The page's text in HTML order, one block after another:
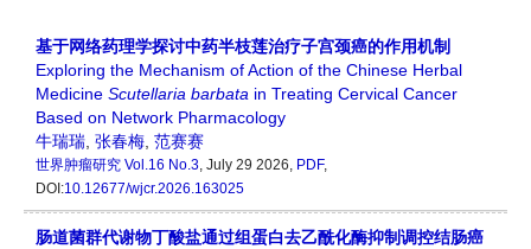
基于网络药理学探讨中药半枝莲治疗子宫颈癌的作用机制
Exploring the Mechanism of Action of the Chinese Herbal
Medicine Scutellaria barbata in Treating Cervical Cancer
Based on Network Pharmacology
牛瑞瑞 张春梅 范赛赛
世界肿瘤研究 Vol.16 No.3, July 29 2026, PDF,
DOI:10.12677/wjcr.2026.163025
肠道菌群代谢物丁酸盐通过组蛋白去乙酰化酶抑制调控结肠癌